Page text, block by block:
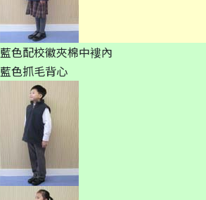
藍色配校徽夾棉中褸內
藍色抓毛背心